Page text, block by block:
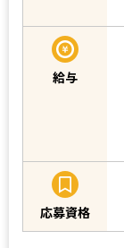
給与
応募資格